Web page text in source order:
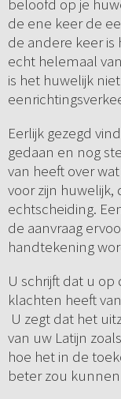
beloofd op je
de ene keer de
de andere keer
echt helemaal
is het huwelijk
Eerlijk gezegd
gedaan en nog
van heeft over
voor zijn huwelijk,
echtscheiding.
de aanvraag
handtekening
U schrijft dat u
klachten heeft
U zegt dat het
van uw Latijn
hoe het in de
beter zou